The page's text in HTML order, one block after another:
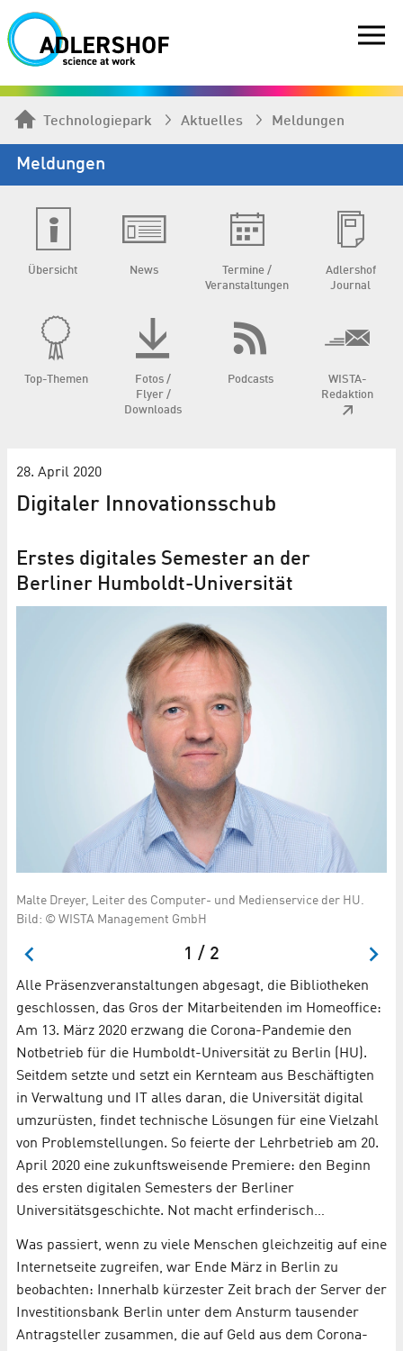
Technologiepark Aktuelles Meldungen
Meldungen
Übersicht News
Termine /
Veranstaltungen
Adlershof
Journal
Top-Themen
Fotos /
Flyer /
Downloads
Podcasts
WISTA-
Redaktion
28. April 2020
Digitaler Innovationsschub
Erstes digitales Semester an der
Berliner Humboldt-Universität
Malte Dreyer, Leiter des Computer- und Medienservice der HU.
Bild: © WISTA Management GmbH
1 / 2
Alle Präsenzveranstaltungen abgesagt, die Bibliotheken
geschlossen, das Gros der Mitarbeitenden im Homeoffice:
Am 13. März 2020 erzwang die Corona-Pandemie den
Notbetrieb für die Humboldt-Universität zu Berlin (HU).
Seitdem setzte und setzt ein Kernteam aus Beschäftigten
in Verwaltung und IT alles daran, die Universität digital
umzurüsten, findet technische Lösungen für eine Vielzahl
von Problemstellungen. So feierte der Lehrbetrieb am 20.
April 2020 eine zukunftsweisende Premiere: den Beginn
des ersten digitalen Semesters der Berliner
Universitätsgeschichte. Not macht erfinderisch…
Was passiert, wenn zu viele Menschen gleichzeitig auf eine
Internetseite zugreifen, war Ende März in Berlin zu
beobachten: Innerhalb kürzester Zeit brach der Server der
Investitionsbank Berlin unter dem Ansturm tausender
Antragsteller zusammen, die auf Geld aus dem Corona-